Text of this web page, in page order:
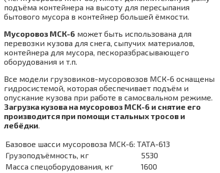
подъёма контейнера на высоту для пересыпания
бытового мусора в контейнер большей ёмкости.
Мусоровоз МСК-6 может быть использована для
перевозки кузова для снега, сыпучих материалов,
контейнера для мусора, пескоразбрасывающего
оборудования и т.п.
Все модели грузовиков-мусоровозов МСК-6 оснащены
гидросистемой, которая обеспечивает подъём и
опускание кузова при работе в самосвальном режиме.
Загрузка кузова на мусоровоз МСК-6 и снятие его
производится при помощи стальных тросов и
лебёдки
Базовое шасси мусоровоза МСК-6: ТАТА-613
Грузоподъёмность, кг
5530
Масса спецоборудования, кг
1600